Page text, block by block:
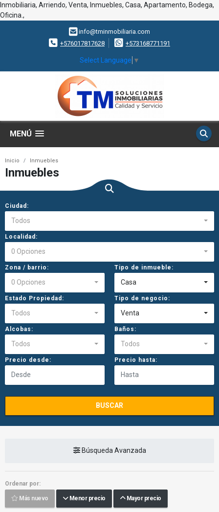
Inmobiliaria, Arriendo, Venta, Inmuebles, Casa, Apartamento, Bodega,
Oficina.,
info@tminmobiliaria.com
+576017817628
+573168771191
Select Language ▼
MENÚ
Inicio Inmuebles
Inmuebles
Ciudad:
Todos
Localidad:
0 Opciones
Zona / barrio:
0 Opciones
Tipo de inmueble:
Casa
Estado Propiedad:
Todos
Tipo de negocio:
Venta
Alcobas:
Todos
Baños:
Todos
Precio desde: Precio hasta:
BUSCAR
Búsqueda Avanzada
Ordenar por:
Más nuevo Menor precio Mayor precio